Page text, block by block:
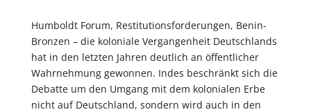
Humboldt Forum, Restitutionsforderungen, Benin-
Bronzen – die koloniale Vergangenheit Deutschlands
hat in den letzten Jahren deutlich an öffentlicher
Wahrnehmung gewonnen. Indes beschränkt sich die
Debatte um den Umgang mit dem kolonialen Erbe
nicht auf Deutschland, sondern wird auch in den